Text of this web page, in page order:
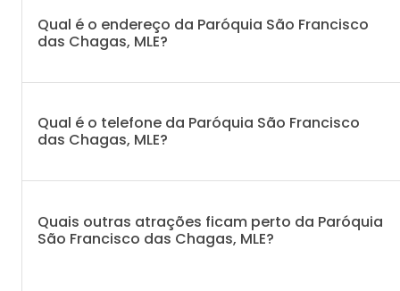
Qual é o endereço da Paróquia São Francisco
das Chagas, MLE?
Qual é o telefone da Paróquia São Francisco
das Chagas, MLE?
Quais outras atrações ficam perto da Paróquia
São Francisco das Chagas, MLE?